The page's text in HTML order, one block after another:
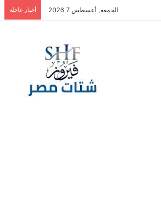
الجمعة, أغسطس 7 2026 أخبار عاجلة